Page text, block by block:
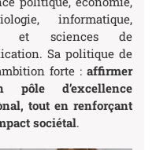
informatique,
et sciences de
Sa politique de
forte : affirmer
pôle d’excellence
tout en renforçant
sociétal.